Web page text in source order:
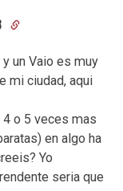
un Vaio es muy
mi ciudad, aqui
4 o 5 veces mas
en algo ha
Yo
seria que